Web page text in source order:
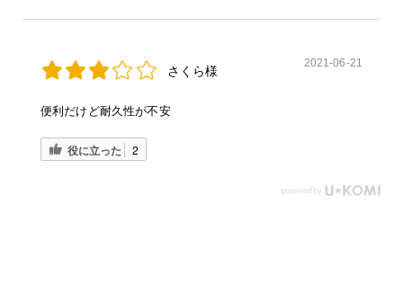
さくら様
2021-06-21
便利だけど耐久性が不安
役に立った 2